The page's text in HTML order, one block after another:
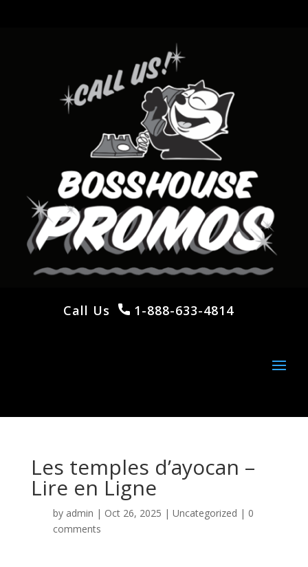
Call Us 1-888-633-4814
Les temples d’ayocan –
Lire en Ligne
by admin | Oct 26, 2025 | Uncategorized | 0
comments